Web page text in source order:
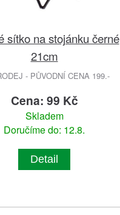
sítko na stojánku černé
21cm
- PŮVODNÍ CENA 199.-
Cena: 99 Kč
Skladem
Doručíme do: 12.8.
Detail